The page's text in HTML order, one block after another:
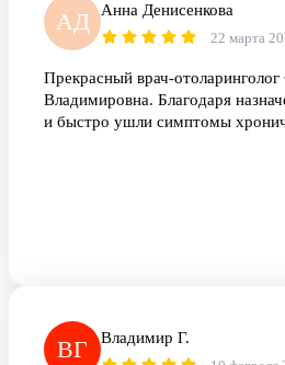
АД Анна Денисенкова
22 марта
Прекрасный врач-
Владимировна. Благодаря
и быстро ушли симптомы
ВГ Владимир Г.